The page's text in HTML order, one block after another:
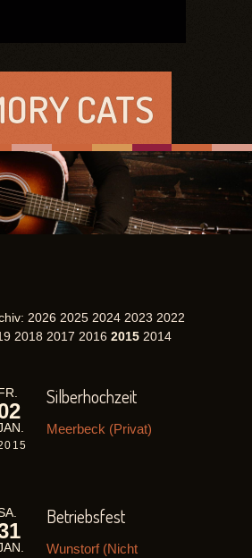
CATS
2026 2025 2024 2023 2022
2018 2017 2016 2015 2014
Silberhochzeit
Meerbeck (Privat)
Betriebsfest
Wunstorf (Nicht